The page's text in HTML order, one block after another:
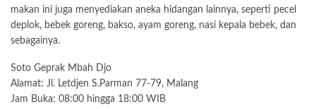
makan ini juga menyediakan aneka hidangan lainnya, seperti pecel
deplok, bebek goreng, bakso, ayam goreng, nasi kepala bebek, dan
sebagainya.
Soto Geprak Mbah Djo
Alamat: Jl. Letdjen S.Parman 77-79, Malang
Jam Buka: 08:00 hingga 18:00 WIB